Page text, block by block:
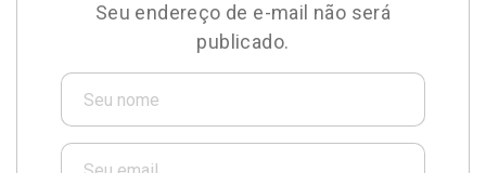
Seu endereço de e-mail não será
publicado.